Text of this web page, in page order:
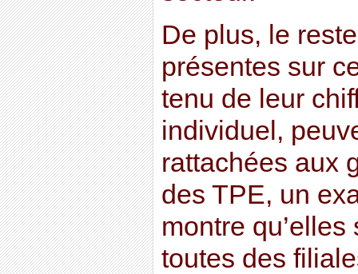
De plus, le
présentes sur
tenu de leur
individuel,
rattachées aux
des TPE, un
montre
toutes des